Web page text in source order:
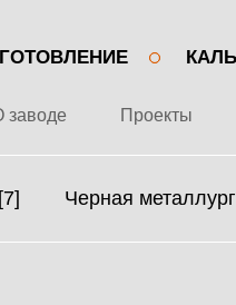
заводе Проекты
Черная